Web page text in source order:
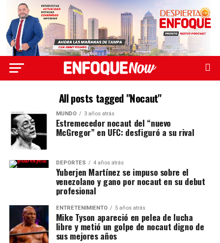
All posts tagged "Nocaut"
MUNDO 3 años atrás
Estremecedor nocaut del “nuevo
McGregor” en UFC: desfiguró a su rival
DEPORTES 4 años atrás
Yuberjen Martínez se impuso sobre el
venezolano y gano por nocaut en su debut
profesional
ENTRETENIMIENTO 5 años atrás
Mike Tyson apareció en pelea de lucha
libre y metió un golpe de nocaut digno de
sus mejores años